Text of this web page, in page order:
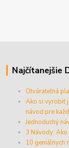
Najčítanejšie
Otvárateľná
Ako si vyrobiť
návod pre
Jednoduchý
3 Návody:
10 geniálnych